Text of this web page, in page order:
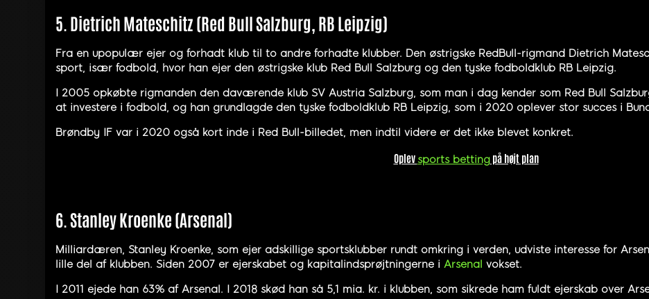
5. Dietrich Mateschitz (Red Bull Salzburg, RB Leipzig)
Fra en upopulær ejer og forhadt klub til to andre forhadte klubber. Den østrigske RedBull-rigmand Dietrich
sport, især fodbold, hvor han ejer den østrigske klub Red Bull Salzburg og den tyske fodboldklub RB Leipzig.
I 2005 opkøbte rigmanden den daværende klub SV Austria Salzburg, som man i dag kender som Red Bull
at investere i fodbold, og han grundlagde den tyske fodboldklub RB Leipzig, som i 2020 oplever stor succes i
Brøndby IF var i 2020 også kort inde i Red Bull-billedet, men indtil videre er det ikke blevet konkret.
Oplevsports bettingpå højt plan
6. Stanley Kroenke (Arsenal)
Milliardæren, Stanley Kroenke, som ejer adskillige sportsklubber rundt omkring i verden, udviste interesse for
lille del af klubben. Siden 2007 er ejerskabet og kapitalindsprøjtningerne i Arsenal vokset.
I 2011 ejede han 63% af Arsenal. I 2018 skød han så 5,1 mia. kr. i klubben, som sikrede ham fuldt ejerskab over